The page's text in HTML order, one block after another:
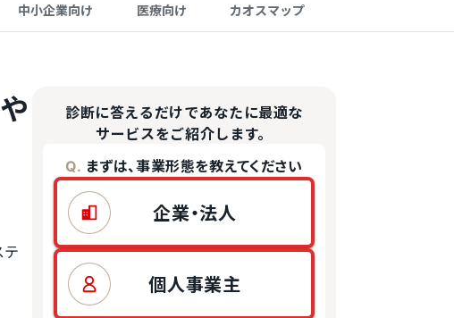
中小企業向け 医療向け カオスマップ
診断に答えるだけであなたに最適な
サービスをご紹介します。
Q. まずは、事業形態を教えてください
企業・法人
個人事業主